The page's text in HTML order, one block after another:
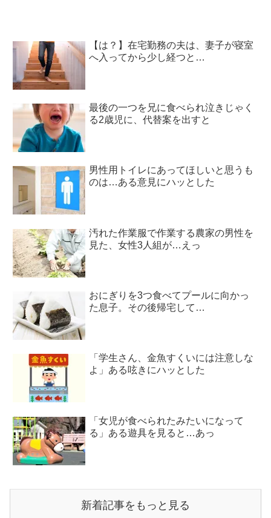
【は？】在宅勤務の夫は、妻子が寝室
へ入ってから少し経つと…
最後の一つを兄に食べられ泣きじゃく
る2歳児に、代替案を出すと
男性用トイレにあってほしいと思うも
のは…ある意見にハッとした
汚れた作業服で作業する農家の男性を
見た、女性3人組が…えっ
おにぎりを3つ食べてプールに向かっ
た息子。その後帰宅して…
「学生さん、金魚すくいには注意しな
よ」ある呟きにハッとした
「女児が食べられたみたいになって
る」ある遊具を見ると…あっ
新着記事をもっと見る